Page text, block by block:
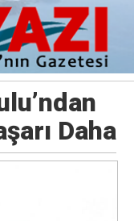
Daha